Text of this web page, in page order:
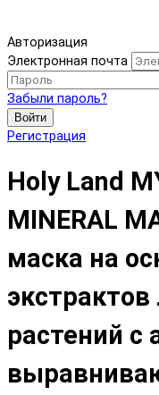
Авторизация
Электронная почта
Забыли пароль?
Войти
Регистрация
Holy Land
MINERAL
маска на
растений с